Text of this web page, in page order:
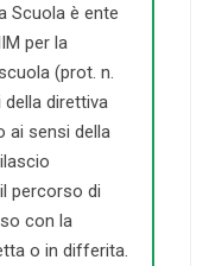
Scuola è ente
per la
(prot. n.
della direttiva
ai sensi della
percorso di
con la
o in differita.